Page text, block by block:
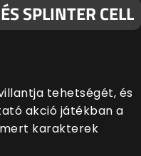
SPLINTER CELL
tehetségét, és
akció játékban a
karakterek